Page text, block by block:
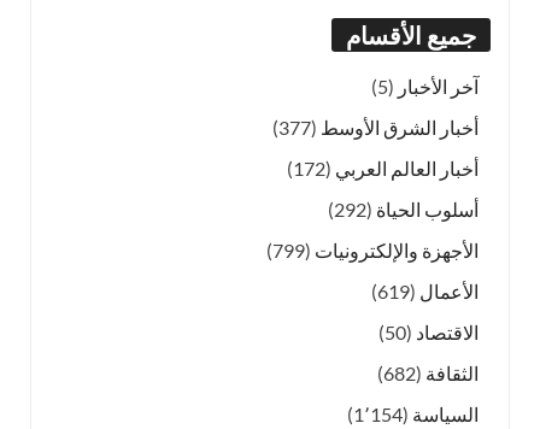
جميع الأقسام
آخر الأخبار (5)
أخبار الشرق الأوسط (377)
أخبار العالم العربي (172)
أسلوب الحياة (292)
الأجهزة والإلكترونيات (799)
الأعمال (619)
الاقتصاد (50)
الثقافة (682)
السياسة (1٬154)